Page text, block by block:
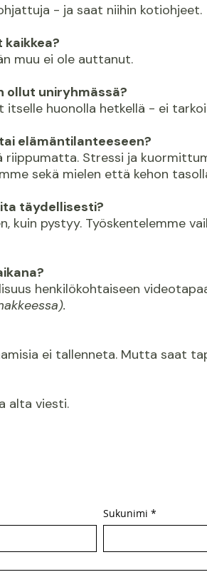
- ja saat niihin kotiohjeet.
kaikkea?
muu ei ole auttanut.
ollut uniryhmässä?
itselle huonolla hetkellä - ei
elämäntilanteeseen?
Stressi ja
sekä mielen että kehon
täydellisesti?
kuin pystyy. Työskentelemme
henkilökohtaiseen
ei tallenneta. Mutta saat
alta viesti.
Sukunimi *